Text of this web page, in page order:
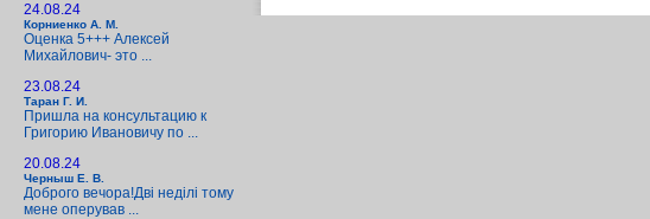
24.08.24
Корниенко А. М.
Оценка 5+++ Алексей
Михайлович- это ...
23.08.24
Таран Г. И.
Пришла на консультацию к
Григорию Ивановичу по ...
20.08.24
Черныш Е. В.
Доброго вечора!Дві неділі тому
мене оперував ...